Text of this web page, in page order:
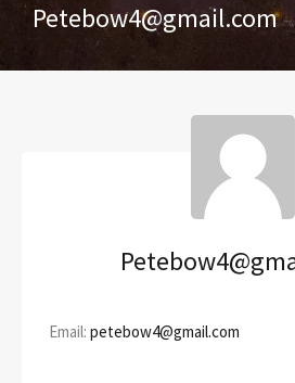
Petebow4@gmail.com
Email: petebow4@gmail.com